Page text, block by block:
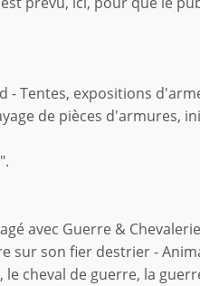
Tentes, expositions
de pièces d'armures,
avec Guerre &
sur son fier destrier -
cheval de guerre, la